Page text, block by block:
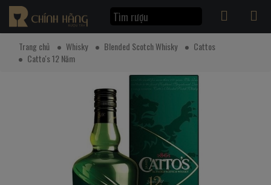
Trang chủ Whisky Blended Scotch Whisky
Cattos
Catto's 12 Năm